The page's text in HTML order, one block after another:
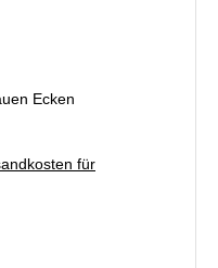
Ecken
für